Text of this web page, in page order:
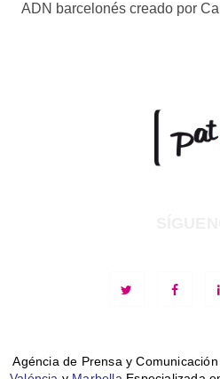
ADN barcelonés creado por
Agéncia de Prensa y Comunicación